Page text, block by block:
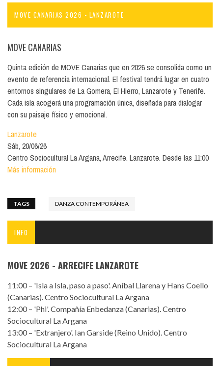
MOVE CANARIAS 2026 - LANZAROTE
MOVE CANARIAS
Quinta edición de MOVE Canarias que en 2026 se consolida como un
evento de referencia internacional. El festival tendrá lugar en cuatro
entornos singulares de La Gomera, El Hierro, Lanzarote y Tenerife.
Cada isla acogerá una programación única, diseñada para dialogar
con su paisaje físico y emocional.
Lanzarote
Sáb, 20/06/26
Centro Sociocultural La Argana, Arrecife. Lanzarote. Desde las 11:00
Más información
TAGS DANZA CONTEMPORÁNEA
INFO
MOVE 2026 - ARRECIFE LANZAROTE
11:00 – 'Isla a Isla, paso a paso'. Aníbal Llarena y Hans Coello
(Canarias). Centro Sociocultural La Argana
12:00 – 'Phi'. Compañía Enbedanza (Canarias). Centro
Sociocultural La Argana
13:00 – 'Extranjero'. Ian Garside (Reino Unido). Centro
Sociocultural La Argana